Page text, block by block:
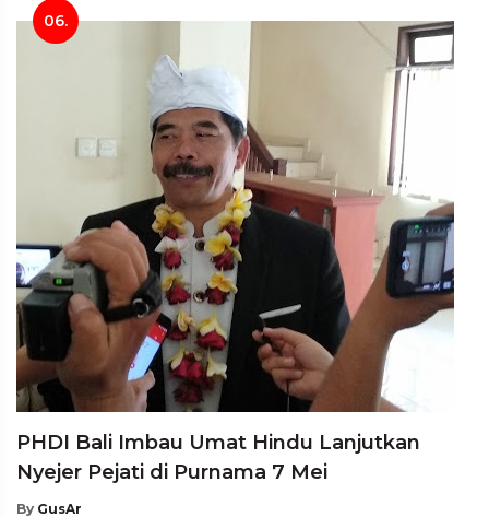
06.
PHDI Bali Imbau Umat Hindu Lanjutkan
Nyejer Pejati di Purnama 7 Mei
By GusAr